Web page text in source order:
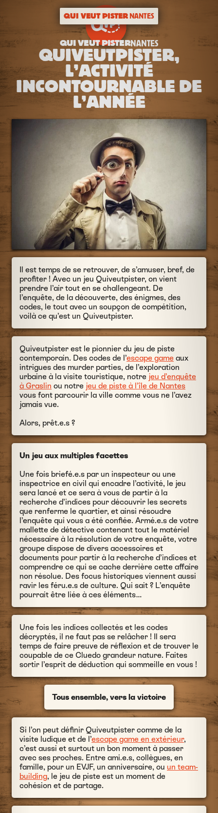
QUI VEUT PISTERNANTES
QUI VEUT PISTERNANTES
QUIVEUTPISTER,
L’ACTIVITÉ
INCONTOURNABLE DE
L’ANNÉE
Il est temps de se retrouver, de s’amuser, bref, de
profiter ! Avec un jeu Quiveutpister, on vient
prendre l’air tout en se challengeant. De
l’enquête, de la découverte, des énigmes, des
codes, le tout avec un soupçon de compétition,
voilà ce qu’est un Quiveutpister.
Quiveutpister est le pionnier du jeu de piste
contemporain. Des codes de l’escape game aux
intrigues des murder parties, de l’exploration
urbaine à la visite touristique, notre jeu d’enquête
à Graslin ou notre jeu de piste à l’île de Nantes
vous font parcourir la ville comme vous ne l’avez
jamais vue.
Alors, prêt.e.s ?
Un jeu aux multiples facettes
Une fois briefé.e.s par un inspecteur ou une
inspectrice en civil qui encadre l’activité, le jeu
sera lancé et ce sera à vous de partir à la
recherche d’indices pour découvrir les secrets
que renferme le quartier, et ainsi résoudre
l’enquête qui vous a été confiée. Armé.e.s de votre
mallette de détective contenant tout le matériel
nécessaire à la résolution de votre enquête, votre
groupe dispose de divers accessoires et
documents pour partir à la recherche d’indices et
comprendre ce qui se cache derrière cette affaire
non résolue. Des focus historiques viennent aussi
ravir les féru.e.s de culture. Qui sait ? L’enquête
pourrait être liée à ces éléments…
Une fois les indices collectés et les codes
décryptés, il ne faut pas se relâcher ! Il sera
temps de faire preuve de réflexion et de trouver le
coupable de ce Cluedo grandeur nature. Faites
sortir l’esprit de déduction qui sommeille en vous !
Tous ensemble, vers la victoire
Si l’on peut définir Quiveutpister comme de la
visite ludique et de l’escape game en extérieur,
c’est aussi et surtout un bon moment à passer
avec ses proches. Entre ami.e.s, collègues, en
famille, pour un EVJF, un anniversaire, ou un team-
building, le jeu de piste est un moment de
cohésion et de partage.